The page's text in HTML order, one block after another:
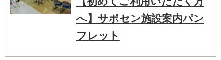
へ】サポセン施設案内パン
フレット